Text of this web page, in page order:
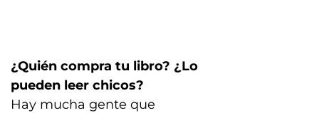
¿Quién compra tu libro? ¿Lo
pueden leer chicos?
Hay mucha gente que